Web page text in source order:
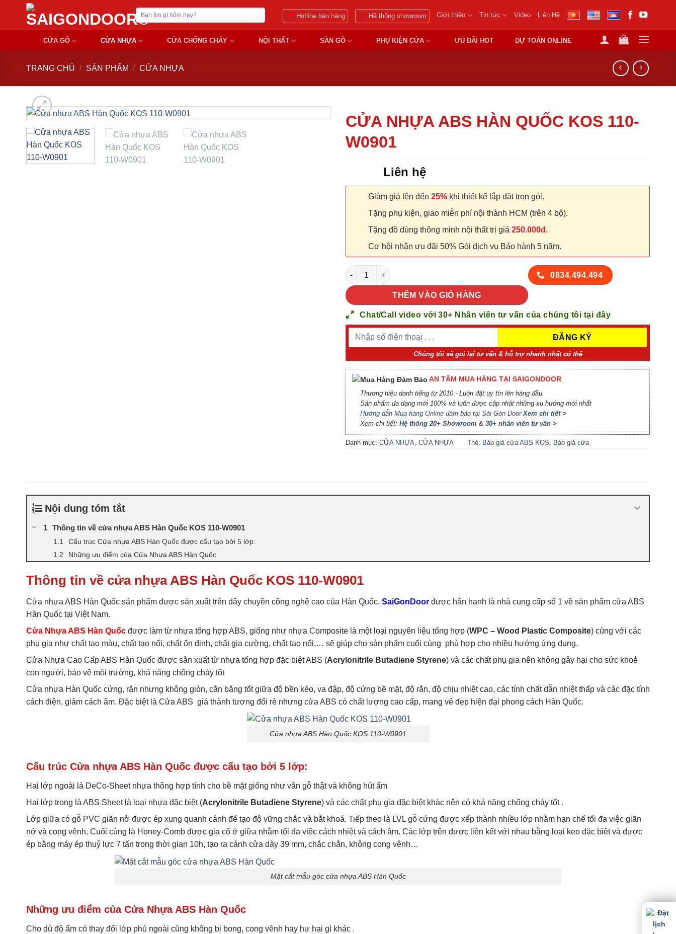
Chuyển
nội
Tìm
kiếm:
Hotline bán hàng Hệ thống showroom Giới thiệu Tin tức Video Liên Hệ
CỬA GỖ CỬA NHỰA CỬA CHỐNG CHÁY NỘI THẤT SÀN GỖ PHỤ KIỆN CỬA ƯU ĐÃI HOT DỰ TOÁN ONLINE
TRANG CHỦ / SẢN PHẨM / CỬA NHỰA
CỬA NHỰA ABS HÀN QUỐC KOS 110-
W0901
Liên hệ
Giảm giá lên đến 25% khi thiết kế lắp đặt trọn gói.
Tặng phụ kiện, giao miễn phí nội thành HCM (trên 4 bộ).
Tặng đồ dùng thông minh nội thất trị giá 250.000đ.
Cơ hội nhận ưu đãi 50% Gói dịch vụ Bảo hành 5 năm.
CỬA NHỰA ABS HÀN QUỐC KOS 110-W0901 số lượng
THÊM VÀO GIỎ HÀNG
0834.494.494
Chat/Call video với 30+ Nhân viên tư vấn của chúng tôi tại đây
Chúng tôi sẽ gọi lại tư vấn & hỗ trợ nhanh nhất có thể
AN TÂM MUA HÀNG TẠI SAIGONDOOR
Thương hiệu danh tiếng từ 2010 - Luôn đặt uy tín lên hàng đầu
Sản phẩm đa dạng mới 100% và luôn được cập nhật những xu hướng mới nhất
Hướng dẫn Mua hàng Online đảm bảo tại Sài Gòn DoorXem chi tiết >
Xem chi tiết: Hệ thống 20+ Showroom & 30+ nhân viên tư vấn >
Danh mục: CỬA NHỰA, CỬA NHỰA
Thẻ: Báo giá cửa ABS KOS, Báo giá cửa
Vĩnh,Cửa nhựa ABS Hàn Quốc tại
Nội dung tóm tắt
Thông tin về cửa nhựa ABS Hàn Quốc KOS 110-W0901
Cấu trúc Cửa nhựa ABS Hàn Quốc được cấu tạo bởi 5 lớp:
Những ưu điểm của Cửa Nhựa ABS Hàn Quốc
Thông tin về cửa nhựa ABS Hàn Quốc KOS 110-W0901
Cửa nhựa ABS Hàn Quốc sản phẩm được sản xuất trên dây chuyền công nghệ cao của Hàn Quốc. SaiGonDoor được hân hạnh là nhà cung cấp số 1 về sản phẩm cửa ABS
Hàn Quốc tại Việt Nam.
Cửa Nhựa ABS Hàn Quốc được làm từ nhựa tổng hợp ABS, giống như nhựa Composite là một loại nguyên liệu tổng hợp (WPC – Wood Plastic Composite) cùng với các
phụ gia như chất tạo màu, chất tạo nối, chất ổn định, chất gia cường, chất tạo nổi,… sẽ giúp cho sản phẩm cuối cùng phù hợp cho nhiều hướng ứng dụng.
Cửa Nhựa Cao Cấp ABS Hàn Quốc được sản xuất từ nhựa tổng hợp đặc biệt ABS (Acrylonitrile Butadiene Styrene) và các chất phụ gia nên không gây hại cho sức khoẻ
con người, bảo vệ môi trường, khả năng chống cháy tốt
Cửa nhựa Hàn Quốc cứng, rắn nhưng không giòn, cân bằng tốt giữa độ bền kéo, va đập, độ cứng bề mặt, độ rắn, độ chịu nhiệt cao, các tính chất dẫn nhiệt thấp và các đặc tính
cách điện, giảm cách âm. Đặc biệt là Cửa ABS giá thành tương đối rẻ nhưng cửa ABS có chất lượng cao cấp, mang vẻ đẹp hiện đại phong cách Hàn Quốc.
Cửa nhựa ABS Hàn Quốc KOS 110-W0901
Cấu trúc Cửa nhựa ABS Hàn Quốc được cấu tạo bởi 5 lớp:
Hai lớp ngoài là DeCo-Sheet nhựa thông hợp tính cho bề mặt giống như vân gỗ thật và không hút ẩm
Hai lớp trong là ABS Sheet là loại nhựa đặc biệt (Acrylonitrile Butadiene Styrene) và các chất phụ gia đặc biệt khác nên có khả năng chống cháy tốt .
Lớp giữa có gỗ PVC giãn nở được ép xung quanh cánh để tạo độ vững chắc và bắt khoá. Tiếp theo là LVL gỗ cứng được xếp thành nhiều lớp nhằm hạn chế tối đa việc giãn
nở và cong vênh. Cuối cùng là Honey-Comb được gia cố ở giữa nhằm tối đa việc cách nhiệt và cách âm. Các lớp trên được liên kết với nhau bằng loại keo đặc biệt và được
ép bằng máy ép thuỷ lực 7 tấn trong thời gian 10h, tạo ra cánh cửa dày 39 mm, chắc chắn, không cong vênh…
Mặt cắt mẫu góc cửa nhựa ABS Hàn Quốc
Những ưu điểm của Cửa Nhựa ABS Hàn Quốc
Cho dù độ ẩm có thay đổi lớp phủ ngoài cũng không bị bong, cong vênh hay hư hại gì khác .